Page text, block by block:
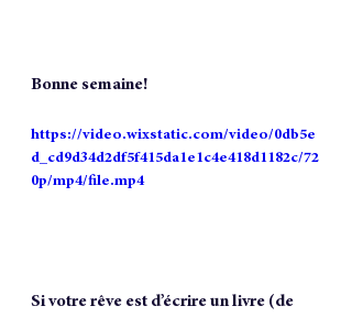
Bonne semaine!
https://video.wixstatic.com/video/0db5e
d_cd9d34d2df5f415da1e1c4e418d1182c/72
0p/mp4/file.mp4
Si votre rêve est d’écrire un livre (de